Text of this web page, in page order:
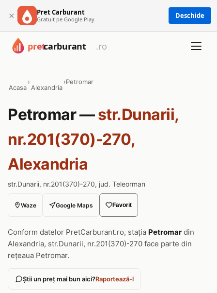
× Pret Carburant
Gratuit pe Google Play Deschide
Acasa
›
Alexandria
›Petromar
Petromar —str.Dunarii,
nr.201(370)-270,
Alexandria
str.Dunarii, nr.201(370)-270, jud. Teleorman
Waze Google Maps Favorit
Conform datelor PretCarburant.ro, stația Petromar din
Alexandria, str.Dunarii, nr.201(370)-270 face parte din
rețeaua Petromar.
Știi un preț mai bun aici?Raportează-l